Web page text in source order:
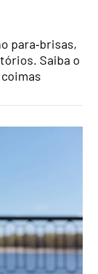
para‑brisas,
Saiba o